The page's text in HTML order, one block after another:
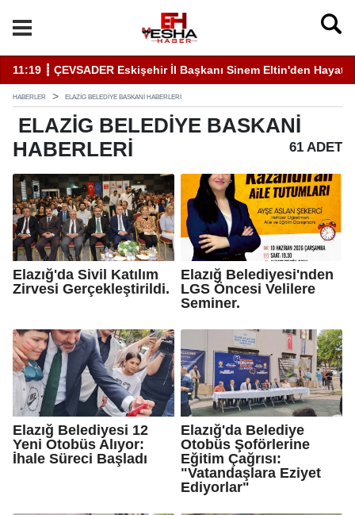
11:19 ┋ ÇEVSADER Eskişehir İl Başkanı Sinem Eltin'den
HABERLER ELAZIG BELEDIYE BASKANI HABERLERI
ELAZIG BELEDIYE BASKANI
HABERLERI
61 ADET
Elazığ'da Sivil Katılım
Zirvesi Gerçekleştirildi.
Elazığ Belediyesi'nden
LGS Öncesi Velilere
Seminer.
Elazığ Belediyesi 12
Yeni Otobüs Alıyor:
İhale Süreci Başladı
Elazığ'da Belediye
Otobüs Şoförlerine
Eğitim Çağrısı:
"Vatandaşlara Eziyet
Ediyorlar"